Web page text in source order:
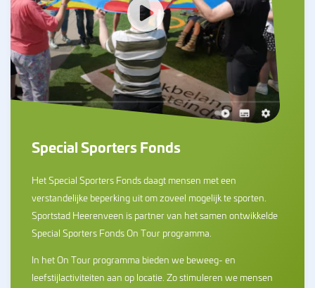
Special Sporters Fonds
Het Special Sporters Fonds daagt mensen met een
verstandelijke beperking uit om zoveel mogelijk te sporten.
Sportstad Heerenveen is partner van het samen ontwikkelde
Special Sporters Fonds On Tour programma.
In het On Tour programma bieden we beweeg- en
leefstijlactiviteiten aan op locatie. Zo stimuleren we mensen